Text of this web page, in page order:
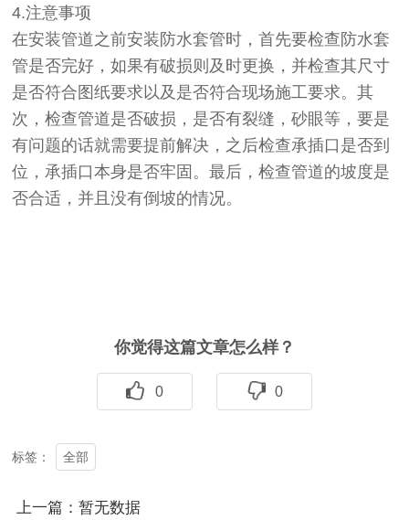
4.注意事项
在安装管道之前安装防水套管时，首先要检查防水套
管是否完好，如果有破损则及时更换，并检查其尺寸
是否符合图纸要求以及是否符合现场施工要求。其
次，检查管道是否破损，是否有裂缝，砂眼等，要是
有问题的话就需要提前解决，之后检查承插口是否到
位，承插口本身是否牢固。最后，检查管道的坡度是
否合适，并且没有倒坡的情况。
你觉得这篇文章怎么样？
0 0
标签： 全部
上一篇：暂无数据